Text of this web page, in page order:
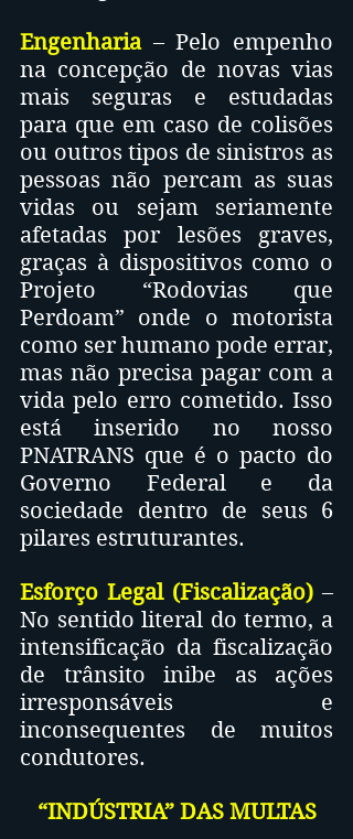
Engenharia – Pelo empenho
na concepção de novas vias
mais seguras e estudadas
para que em caso de colisões
ou outros tipos de sinistros as
pessoas não percam as suas
vidas ou sejam seriamente
afetadas por lesões graves,
graças à dispositivos como o
Projeto “Rodovias que
Perdoam” onde o motorista
como ser humano pode errar,
mas não precisa pagar com a
vida pelo erro cometido. Isso
está inserido no nosso
PNATRANS que é o pacto do
Governo Federal e da
sociedade dentro de seus 6
pilares estruturantes.
Esforço Legal (Fiscalização) –
No sentido literal do termo, a
intensificação da fiscalização
de trânsito inibe as ações
irresponsáveis e
inconsequentes de muitos
condutores.
“INDÚSTRIA” DAS MULTAS